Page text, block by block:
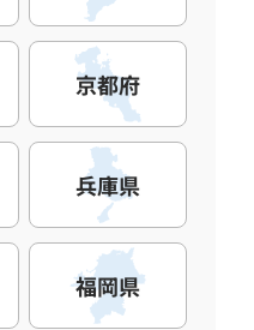
京都府
兵庫県
福岡県